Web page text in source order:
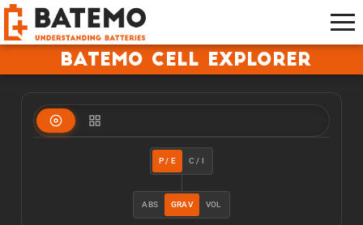
Batemo Cell Explorer
P / E C / I
ABS GRAV VOL